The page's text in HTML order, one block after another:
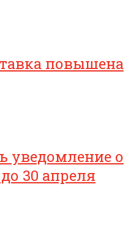
повышена
уведомление о
30 апреля